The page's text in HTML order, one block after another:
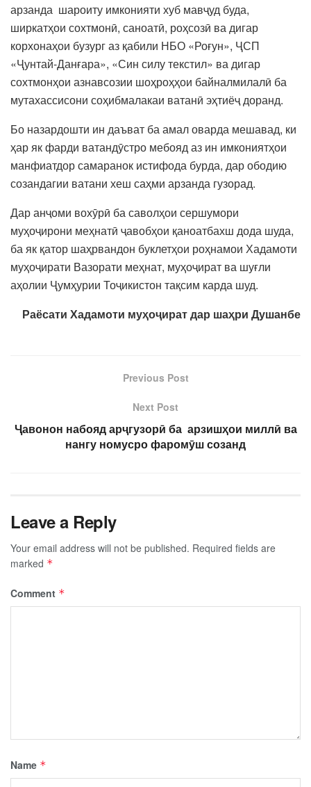
арзанда шароиту имконияти хуб мавҷуд буда,
ширкатҳои сохтмонӣ, саноатӣ, роҳсозӣ ва дигар
корхонаҳои бузург аз қабили НБО «Роғун», ҶСП
«Ҷунтай-Данғара», «Син силу текстил» ва дигар
сохтмонҳои азнавсозии шоҳроҳҳои байналмилалӣ ба
мутахассисони соҳибмалакаи ватанӣ эҳтиёҷ доранд.
Бо назардошти ин даъват ба амал оварда мешавад, ки
ҳар як фарди ватандӯстро мебояд аз ин имкониятҳои
манфиатдор самаранок истифода бурда, дар ободию
созандагии ватани хеш саҳми арзанда гузорад.
Дар анҷоми вохӯрӣ ба саволҳои сершумори
муҳоҷирони меҳнатӣ ҷавобҳои қаноатбахш дода шуда,
ба як қатор шаҳрвандон буклетҳои роҳнамои Хадамоти
муҳоҷирати Вазорати меҳнат, муҳоҷират ва шуғли
аҳолии Ҷумҳурии Тоҷикистон тақсим карда шуд.
Раёсати Хадамоти муҳоҷират дар шаҳри Душанбе
Previous Post
Next Post
Ҷавонон набояд арҷгузорӣ ба арзишҳои миллӣ ва
нангу номусро фаромӯш созанд
Leave a Reply
Your email address will not be published. Required fields are
marked *
Comment *
Name *